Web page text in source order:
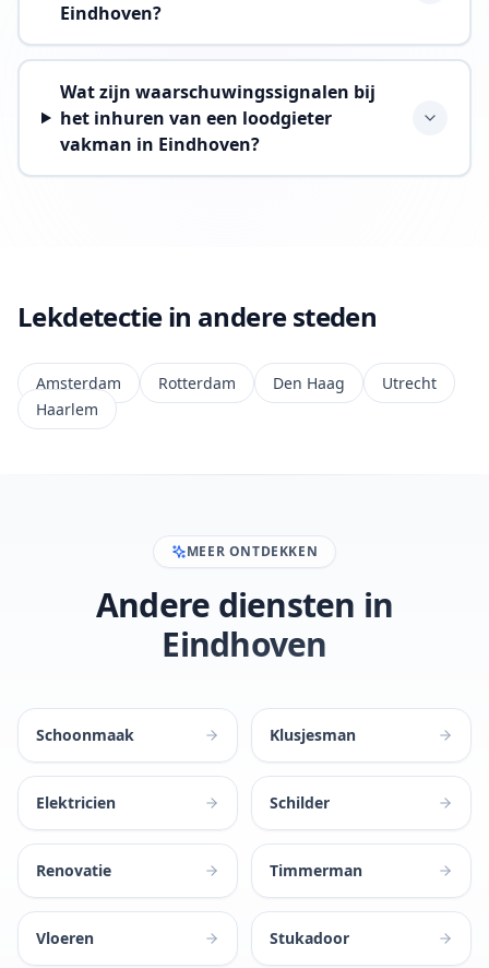
Eindhoven?
Wat zijn waarschuwingssignalen bij
het inhuren van een loodgieter
vakman in Eindhoven?
Lekdetectie in andere steden
Amsterdam Rotterdam Den Haag
Utrecht
Haarlem
MEER ONTDEKKEN
Andere diensten in
Eindhoven
Schoonmaak Klusjesman
Elektricien Schilder
Renovatie Timmerman
Vloeren Stukadoor